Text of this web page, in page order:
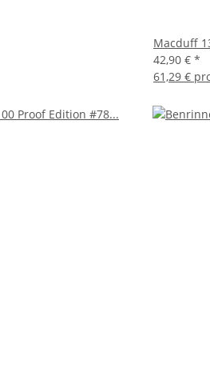
Macduff
42,90 € *
61,29 €